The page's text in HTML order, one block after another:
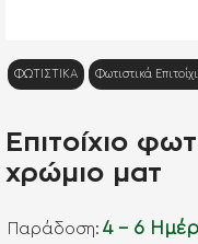
ΦΩΤΙΣΤΙΚΑ Φωτιστικά
Επιτοίχιο
χρώμιο ματ
Παράδοση: 4 - 6